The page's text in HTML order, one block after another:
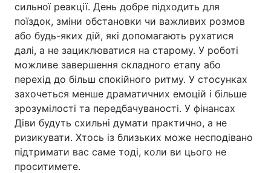
сильної реакції. День добре підходить для
поїздок, зміни обстановки чи важливих розмов
або будь-яких дій, які допомагають рухатися
далі, а не зациклюватися на старому. У роботі
можливе завершення складного етапу або
перехід до більш спокійного ритму. У стосунках
захочеться менше драматичних емоцій і більше
зрозумілості та передбачуваності. У фінансах
Діви будуть схильні думати практично, а не
ризикувати. Хтось із близьких може несподівано
підтримати вас саме тоді, коли ви цього не
проситимете.